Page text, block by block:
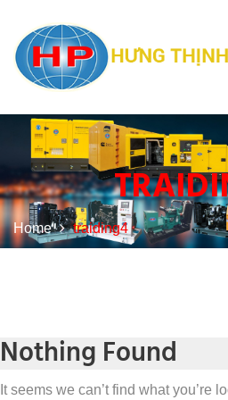
Home traiding4
Nothing Found
It seems we can’t find what you’re